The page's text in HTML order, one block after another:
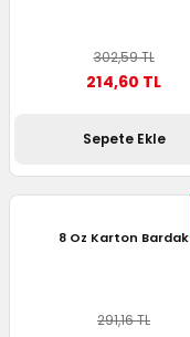
Masura Kapaklı
302,59 TL
214,60 TL
Sepete Ekle
8 Oz Karton Bardak
291,16 TL